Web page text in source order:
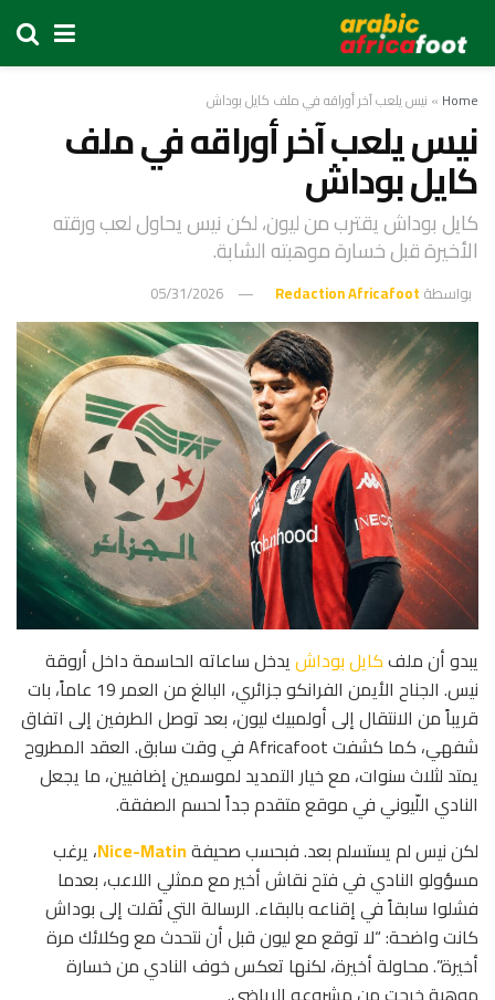
Home
» نيس يلعب آخر أوراقه في ملف كايل بوداش
نيس يلعب آخر أوراقه في ملف
كايل بوداش
كايل بوداش يقترب من ليون، لكن نيس يحاول لعب ورقته
الأخيرة قبل خسارة موهبته الشابة.
بواسطة Redaction Africafoot
05/31/2026
يبدو أن ملفكايل بوداشيدخل ساعاته الحاسمة داخل أروقة
نيس. الجناح الأيمن الفرانكو جزائري، البالغ من العمر 19 عاماً، بات
قريباً من الانتقال إلى أولمبيك ليون، بعد توصل الطرفين إلى اتفاق
شفهي، كما كشفت Africafoot في وقت سابق. العقد المطروح
يمتد لثلاث سنوات، مع خيار التمديد لموسمين إضافيين، ما يجعل
النادي اللّيوني في موقع متقدم جداً لحسم الصفقة.
لكن نيس لم يستسلم بعد. فبحسب صحيفةNice-Matin، يرغب
مسؤولو النادي في فتح نقاش أخير مع ممثلي اللاعب، بعدما
فشلوا سابقاً في إقناعه بالبقاء. الرسالة التي نُقلت إلى بوداش
كانت واضحة: “لا توقع مع ليون قبل أن نتحدث مع وكلائك مرة
أخيرة”. محاولة أخيرة، لكنها تعكس خوف النادي من خسارة